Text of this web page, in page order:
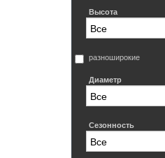
Высота
разноширокие
Диаметр
Сезонность